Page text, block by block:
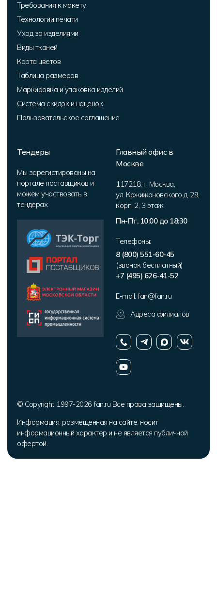
Требования к макету
Технологии печати
Уход за изделиями
Виды тканей
Карта цветов
Таблица размеров
Маркировка и упаковка изделий
Система скидок и наценок
Пользовательское соглашение
Тендеры
Мы зарегистированы на
портале поставщиков и
можем участвовать в
тендерах
Главный офис в
Москве
117218, г. Москва,
ул. Кржижановского д. 29,
корп. 2, 3 этаж
Пн-Пт, 10:00 до 18:30
Телефоны:
8 (800) 551-60-45
(звонок бесплатный)
+7 (495) 626-41-52
E-mail: fan@fan.ru
Адреса филиалов
© Copyright 1997-2026 fan.ru Все права защищены.
Информация, размещенная на сайте, носит
информационный характер и не является публичной
офертой.